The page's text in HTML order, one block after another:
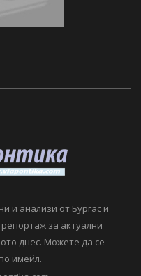
и анализи от Бургас и
за актуални
днес. Можете да се
имейл.